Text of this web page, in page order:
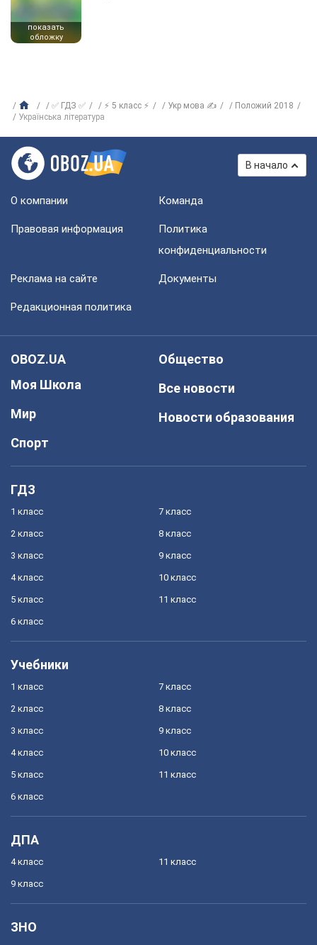
показать
обложку
✅ ГДЗ ✅ ⚡ 5 класс ⚡ Укр мова ✍
Положий 2018
Українська література
В начало
О компании Команда
Правовая информация
Политика
конфиденциальности
Реклама на сайте Документы
Редакционная политика
OBOZ.UA
Моя Школа
Мир
Спорт
Общество
Все новости
Новости образования
ГДЗ
1 класс
2 класс
3 класс
4 класс
5 класс
6 класс
7 класс
8 класс
9 класс
10 класс
11 класс
Учебники
1 класс
2 класс
3 класс
4 класс
5 класс
6 класс
7 класс
8 класс
9 класс
10 класс
11 класс
ДПА
4 класс
9 класс
11 класс
ЗНО